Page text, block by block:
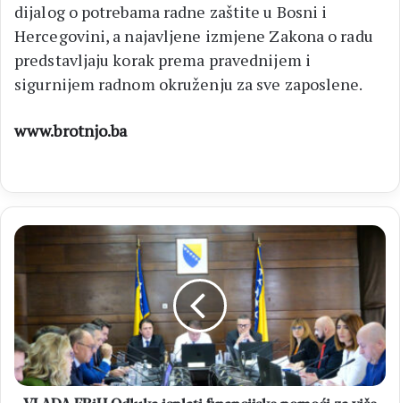
dijalog o potrebama radne zaštite u Bosni i
Hercegovini, a najavljene izmjene Zakona o radu
predstavljaju korak prema pravednijem i
sigurnijem radnom okruženju za sve zaposlene.
www.brotnjo.ba
VLADA
Odluka
pomoći
za
više
od